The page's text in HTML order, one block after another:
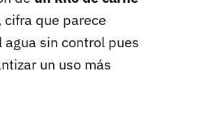
cifra que parece
sin control pues
un uso más